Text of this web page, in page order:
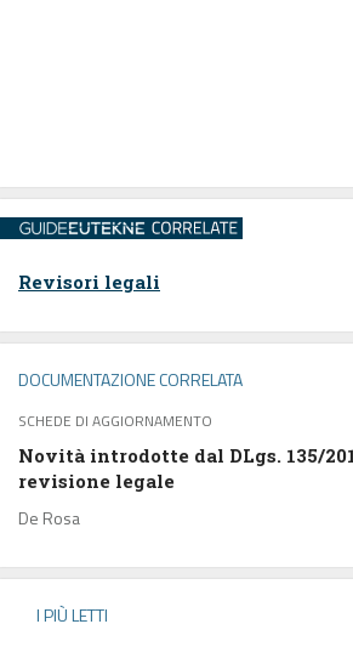
Revisori legali
DOCUMENTAZIONE CORRELATA
SCHEDE DI AGGIORNAMENTO
Novità introdotte dal DLgs. 135/
revisione legale
De Rosa
I PIÙ LETTI